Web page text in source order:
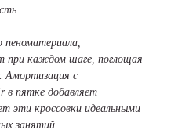
пеноматериала,
при каждом шаге, поглощая
Амортизация с
в пятке добавляет
эти кроссовки идеальными
занятий.